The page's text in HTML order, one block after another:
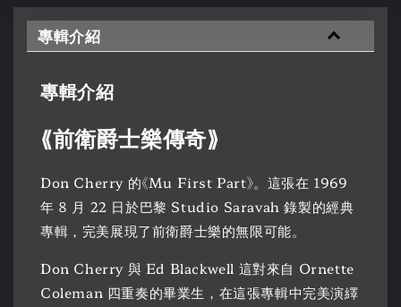
專輯介紹
專輯介紹
⟪前衛爵士樂傳奇⟫
Don Cherry 的《Mu First Part》。這張在 1969
年 8 月 22 日於巴黎 Studio Saravah 錄製的經典
專輯，完美展現了前衛爵士樂的無限可能。
Don Cherry 與 Ed Blackwell 這對來自 Ornette
Coleman 四重奏的畢業生，在這張專輯中完美演繹